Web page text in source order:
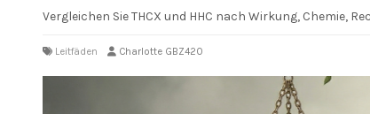
Vergleichen Sie THCX und HHC nach Wirkung,
Leitfäden Charlotte GBZ420